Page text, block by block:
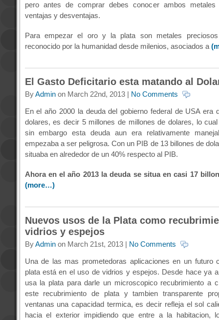
pero antes de comprar debes conocer ambos
ventajas y desventajas.
Para empezar el oro y la plata son metales
reconocido por la humanidad desde milenios, asociados a
El Gasto Deficitario esta matando al
ByAdminon March 22nd, 2013 | No Comments
En el año 2000 la deuda del gobierno federal de USA era
dolares, es decir 5 millones de millones de dolares, lo
sin embargo esta deuda aun era relativamente
empezaba a ser peligrosa. Con un PIB de 13 billones de
situaba en alrededor de un 40% respecto al PIB.
Ahora en el año 2013 la deuda se situa en casi 17
(more…)
Nuevos usos de la Plata como
vidrios y espejos
ByAdminon March 21st, 2013 | No Comments
Una de las mas prometedoras aplicaciones en un futuro
plata está en el uso de vidrios y espejos. Desde hace ya
usa la plata para darle un microscopico recubrimiento a
este recubrimiento de plata y tambien transparente
ventanas una capacidad termica, es decir refleja el sol
hacia el exterior impidiendo que entre a la habitacion,